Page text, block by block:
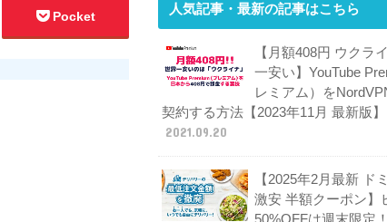
Pocket
人気記事・最新の記事はこちら
【月額408円 ウクラ
一安い】YouTube
レミアム）を
契約する方法【2023年11月 最新版】
2021.09.20
【2025年2月最新 ド
激安 半額クーポン】